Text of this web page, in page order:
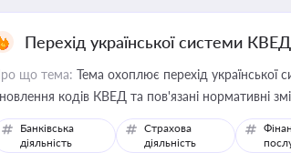
Перехід української системи
що тема: Тема охоплює перехід української
кодів КВЕД та пов'язані нормативні
Банківська
діяльність
Страхова
діяльність